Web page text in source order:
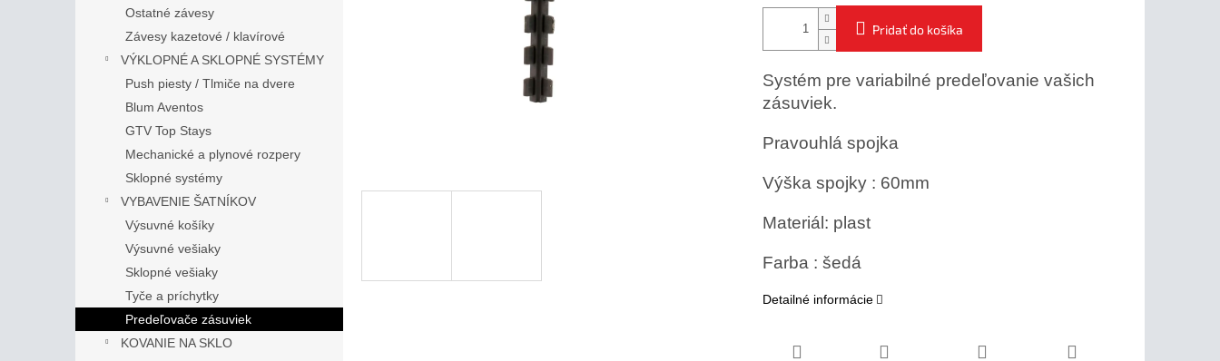
Ostatné závesy
Závesy kazetové / klavírové
VÝKLOPNÉ A SKLOPNÉ SYSTÉMY
Push piesty / Tlmiče na dvere
Blum Aventos
GTV Top Stays
Mechanické a plynové rozpery
Sklopné systémy
VYBAVENIE ŠATNÍKOV
Výsuvné košíky
Výsuvné vešiaky
Sklopné vešiaky
Tyče a príchytky
Predeľovače zásuviek
KOVANIE NA SKLO
Pridať do košíka
Systém pre variabilné predeľovanie vašich
zásuviek.
Pravouhlá spojka
Výška spojky : 60mm
Materiál: plast
Farba : šedá
Detailné informácie